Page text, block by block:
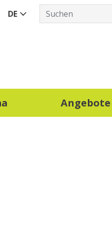
DE
Angebote